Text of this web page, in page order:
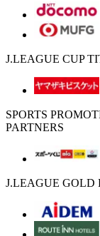
J.LEAGUE CUP
SPORTS
PARTNERS
J.LEAGUE GOLD